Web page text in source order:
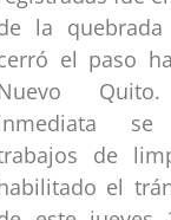
la quebrada
el paso
de
el